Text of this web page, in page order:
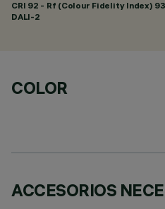
CRI 92 - Rf (Colour Fidelity Index)
DALI-2
COLOR
ACCESORIOS